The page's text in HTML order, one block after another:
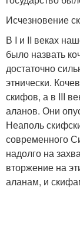
Исчезновение
В I и II веках
было назвать
достаточно
этнически.
скифов, а в III
аланов. Они
Неаполь
современного
надолго на
вторжение на
аланам, и